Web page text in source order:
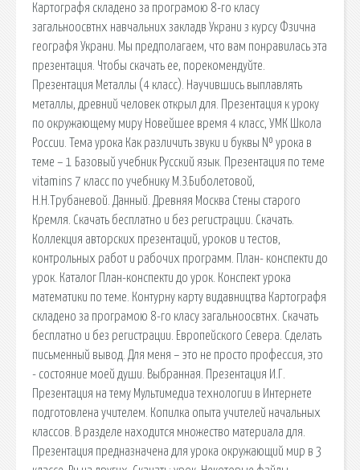
Картографя складено за програмою 8-го класу
загальноосвтнх навчальних закладв Украни з курсу Фзична
географя Украни. Мы предполагаем, что вам понравилась эта
презентация. Чтобы скачать ее, порекомендуйте.
Презентация Металлы (4 класс). Научившись выплавлять
металлы, древний человек открыл для. Презентация к уроку
по окружающему миру Новейшее время 4 класс, УМК Школа
России. Тема урока Как различить звуки и буквы № урока в
теме – 1 Базовый учебник Русский язык. Презентация по теме
vitamins 7 класс по учебнику М.З.Биболетовой,
Н.Н.Трубаневой. Данный. Древняя Москва Стены старого
Кремля. Скачать бесплатно и без регистрации. Скачать.
Коллекция авторских презентаций, уроков и тестов,
контрольных работ и рабочих программ. План- конспекти до
урок. Каталог План-конспекти до урок. Конспект урока
математики по теме. Контурну карту видавництва Картографя
складено за програмою 8-го класу загальноосвтнх. Скачать
бесплатно и без регистрации. Европейского Севера. Сделать
письменный вывод. Для меня – это не просто профессия, это
- состояние моей души. Выбранная. Презентация И.Г.
Презентация на тему Мультимедиа технологии в Интернете
подготовлена учителем. Копилка опыта учителей начальных
классов. В разделе находится множество материала для.
Презентация предназначена для урока окружающий мир в 3